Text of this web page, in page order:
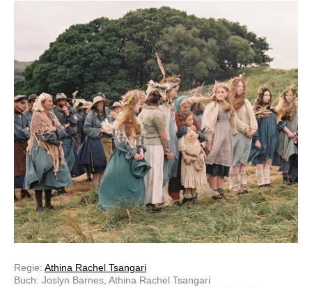
Regie: Athina Rachel Tsangari
Buch: Joslyn Barnes, Athina Rachel Tsangari